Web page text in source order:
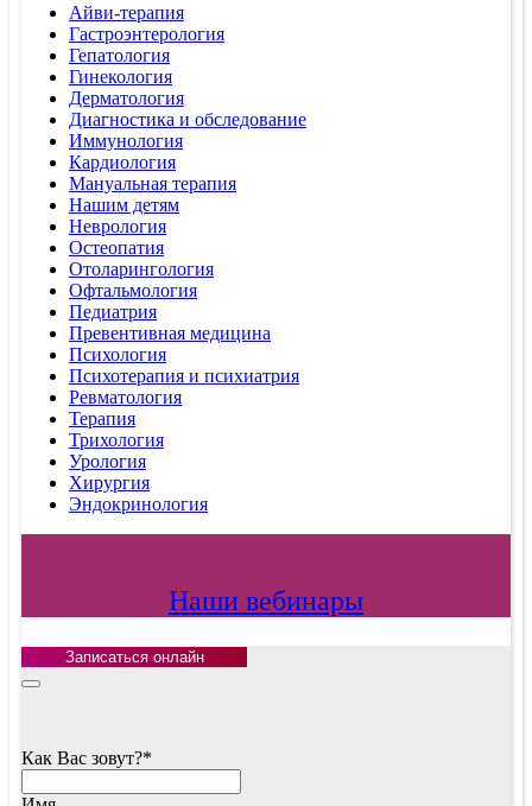
Айви-терапия
Гастроэнтерология
Гепатология
Гинекология
Дерматология
Диагностика и обследование
Иммунология
Кардиология
Мануальная терапия
Нашим детям
Неврология
Остеопатия
Отоларингология
Офтальмология
Педиатрия
Превентивная медицина
Психология
Психотерапия и психиатрия
Ревматология
Терапия
Трихология
Урология
Хирургия
Эндокринология
Наши вебинары
Записаться онлайн
Как Вас зовут?*